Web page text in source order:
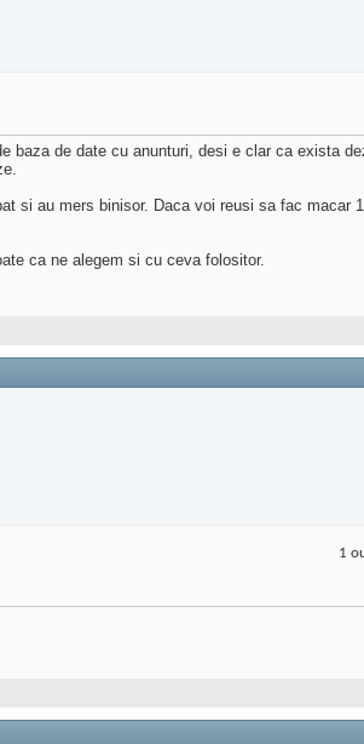
de date cu anunturi, desi e clar ca exista
si au mers binisor. Daca voi reusi sa fac macar
ca ne alegem si cu ceva folositor.
1